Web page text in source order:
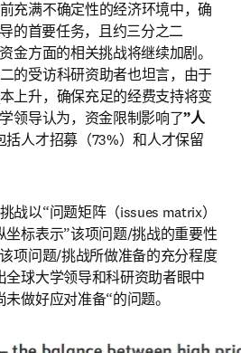
充满不确定性的经济环境中，确
的首要任务，且约三分之二
金方面的相关挑战将继续加剧。
的受访科研资助者也坦言，由于
上升，确保充足的经费支持将变
领导认为，资金限制影响了”人
括人才招募（73%）和人才保留
战以“问题矩阵（issues matrix）
坐标表示”该项问题/挑战的重要性
项问题/挑战所做准备的充分程度
全球大学领导和科研资助者眼中
做好应对准备“的问题。